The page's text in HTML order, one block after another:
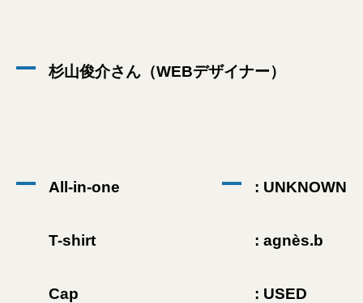
杉山俊介さん（WEBデザイナー）
All-in-one
T-shirt
Cap
: UNKNOWN
: agnès.b
: USED